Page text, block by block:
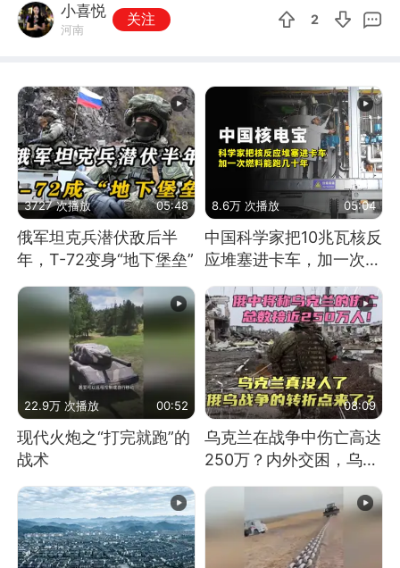
小喜悦
河南
关注 2
3727 次播放 05:48
俄军坦克兵潜伏敌后半
年，T-72变身“地下堡垒”
8.6万 次播放 05:04
中国科学家把10兆瓦核反
应堆塞进卡车，加一次燃
料能跑几十年
22.9万 次播放 00:52
现代火炮之“打完就跑”的
战术
08:09
乌克兰在战争中伤亡高达
250万？内外交困，乌克